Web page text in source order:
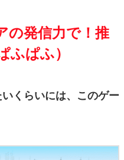
の発信力で！推
ぱふ）
くらいには、このゲー